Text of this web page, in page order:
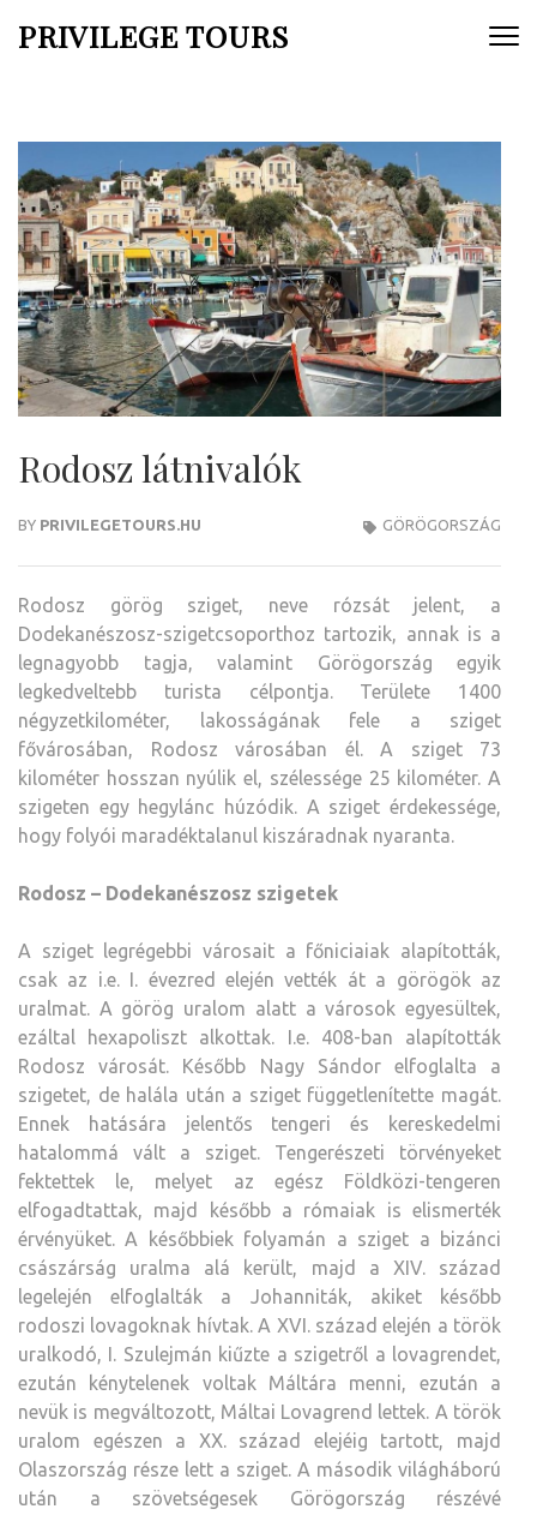
PRIVILEGE TOURS
Rodosz látnivalók
BY PRIVILEGETOURS.HU GÖRÖGORSZÁG
Rodosz görög sziget, neve rózsát jelent, a
Dodekanészosz-szigetcsoporthoz tartozik, annak is a
legnagyobb tagja, valamint Görögország egyik
legkedveltebb turista célpontja. Területe 1400
négyzetkilométer, lakosságának fele a sziget
fővárosában, Rodosz városában él. A sziget 73
kilométer hosszan nyúlik el, szélessége 25 kilométer. A
szigeten egy hegylánc húzódik. A sziget érdekessége,
hogy folyói maradéktalanul kiszáradnak nyaranta.
Rodosz – Dodekanészosz szigetek
A sziget legrégebbi városait a főniciaiak alapították,
csak az i.e. I. évezred elején vették át a görögök az
uralmat. A görög uralom alatt a városok egyesültek,
ezáltal hexapoliszt alkottak. I.e. 408-ban alapították
Rodosz városát. Később Nagy Sándor elfoglalta a
szigetet, de halála után a sziget függetlenítette magát.
Ennek hatására jelentős tengeri és kereskedelmi
hatalommá vált a sziget. Tengerészeti törvényeket
fektettek le, melyet az egész Földközi-tengeren
elfogadtattak, majd később a rómaiak is elismerték
érvényüket. A későbbiek folyamán a sziget a bizánci
császárság uralma alá került, majd a XIV. század
legelején elfoglalták a Johanniták, akiket később
rodoszi lovagoknak hívtak. A XVI. század elején a török
uralkodó, I. Szulejmán kiűzte a szigetről a lovagrendet,
ezután kénytelenek voltak Máltára menni, ezután a
nevük is megváltozott, Máltai Lovagrend lettek. A török
uralom egészen a XX. század elejéig tartott, majd
Olaszország része lett a sziget. A második világháború
után a szövetségesek Görögország részévé